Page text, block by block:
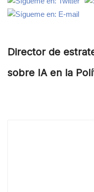
Director de
sobre IA en la